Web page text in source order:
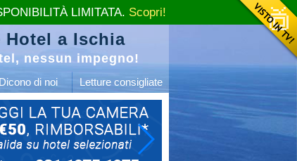
Hotel a Ischia
nessun impegno!
Dicono di noi Letture consigliate
LIMITATA. Scopri!